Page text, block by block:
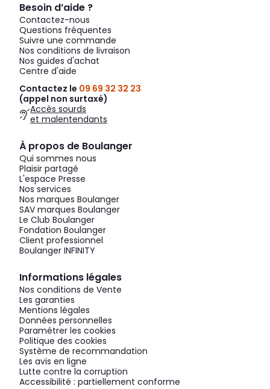
Besoin d’aide ?
Contactez-nous
Questions fréquentes
Suivre une commande
Nos conditions de livraison
Nos guides d'achat
Centre d'aide
Contactez le 09 69 32 32 23
(appel non surtaxé)
Accès sourds
et malentendants
À propos de Boulanger
Qui sommes nous
Plaisir partagé
L'espace Presse
Nos services
Nos marques Boulanger
SAV marques Boulanger
Le Club Boulanger
Fondation Boulanger
Client professionnel
Boulanger INFINITY
Informations légales
Nos conditions de Vente
Les garanties
Mentions légales
Données personnelles
Paramétrer les cookies
Politique des cookies
Système de recommandation
Les avis en ligne
Lutte contre la corruption
Accessibilité : partiellement conforme